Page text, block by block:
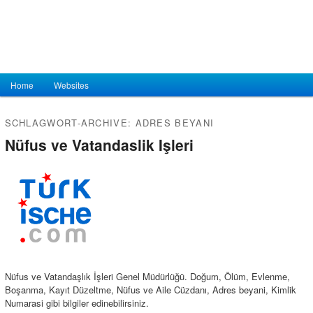
Hauptmenü
Zum Inhalt wechseln
Zum sekundären Inhalt wechseln
Home Websites
SCHLAGWORT-ARCHIVE: ADRES BEYANI
Nüfus ve Vatandaslik Işleri
Nüfus ve Vatandaşlık İşleri Genel Müdürlüğü. Doğum, Ölüm, Evlenme,
Boşanma, Kayıt Düzeltme, Nüfus ve Aile Cüzdanı, Adres beyani, Kimlik
Numarasi gibi bilgiler edinebilirsiniz.